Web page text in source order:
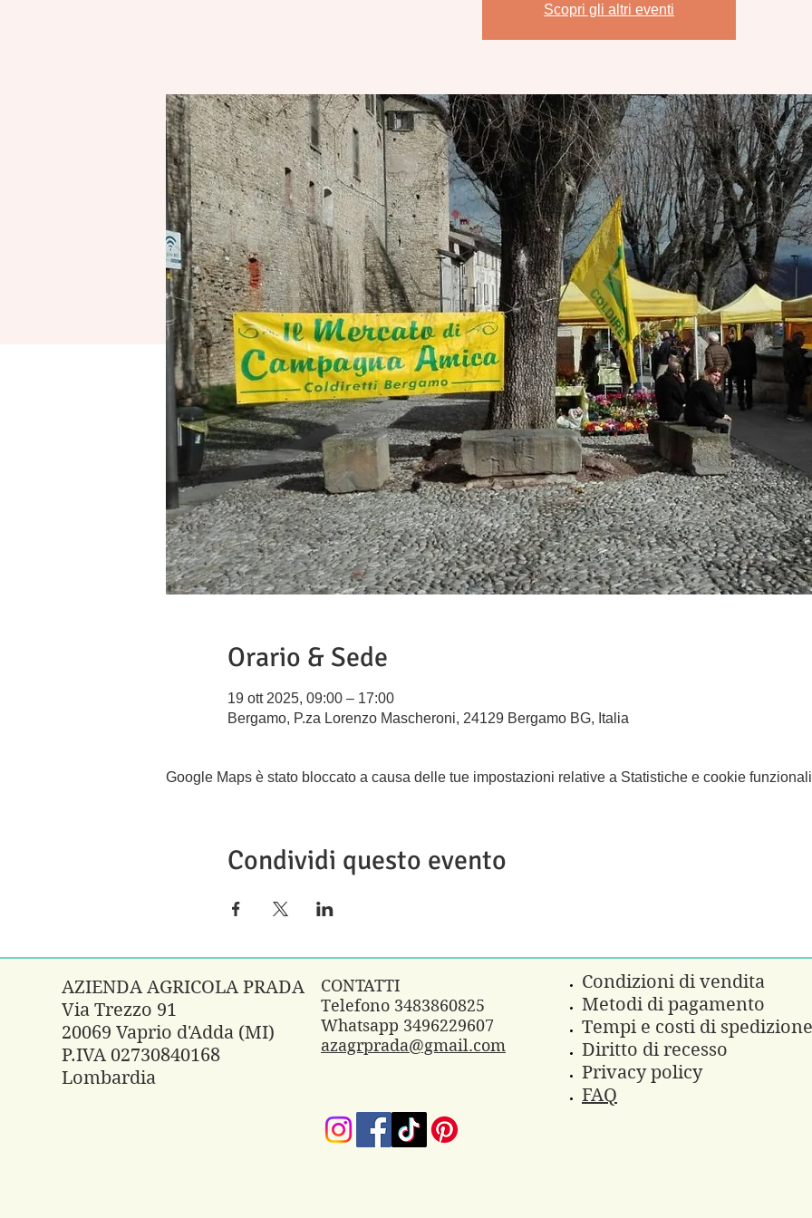
Scopri gli altri eventi
Orario & Sede
19 ott 2025, 09:00 – 17:00
Bergamo, P.za Lorenzo Mascheroni, 24129 Bergamo BG, Italia
Google Maps è stato bloccato a causa delle tue impostazioni relative a Statistiche e cookie
Condividi questo evento
AZIENDA AGRICOLA PRADA
Via Trezzo 91
20069 Vaprio d'Adda (MI)
P.IVA 02730840168
Lombardia
CONTATTI
Telefono 3483860825
Whatsapp 3496229607
azagrprada@gmail.com
Condizioni di vendita
Metodi di pagamento
Tempi e costi di spedizione
Diritto di recesso
Privacy policy
FAQ